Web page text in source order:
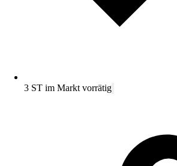
3 ST im Markt vorrätig